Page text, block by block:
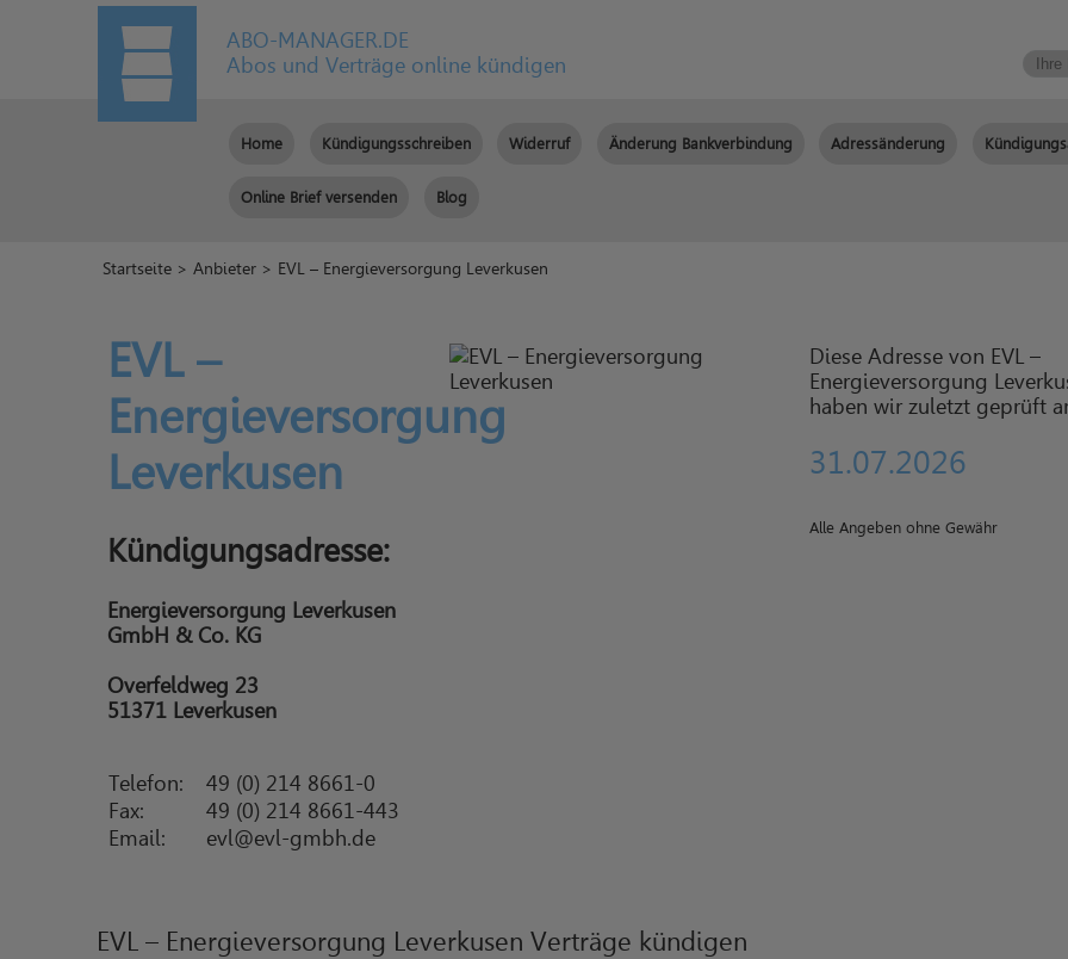
ABO-MANAGER.DE
Abos und Verträge online kündigen
Home Kündigungsschreiben Widerruf Änderung Bankverbindung Adressänderung
Online Brief versenden Blog
Startseite >Anbieter > EVL – Energieversorgung Leverkusen
EVL –
Energieversorgung
Leverkusen
Kündigungsadresse:
Energieversorgung Leverkusen
GmbH & Co. KG
Overfeldweg 23
51371 Leverkusen
Telefon:
49 (0) 214 8661-0
Fax:
49 (0) 214 8661-443
Email:
evl@evl-gmbh.de
Diese Adresse von EVL –
Energieversorgung
haben wir zuletzt geprüft
31.07.2026
Alle Angeben ohne Gewähr
EVL – Energieversorgung Leverkusen Verträge kündigen